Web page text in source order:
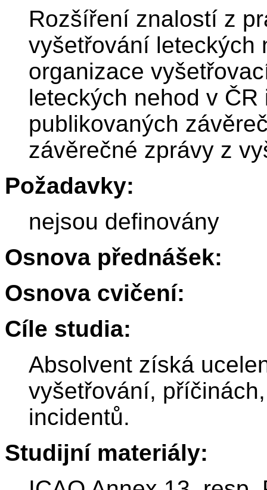
Rozšíření znalostí z
vyšetřování leteckých
organizace
leteckých nehod v
publikovaných
závěrečné zprávy z
Požadavky:
nejsou definovány
Osnova přednášek:
Osnova cvičení:
Cíle studia:
Absolvent získá
vyšetřování,
incidentů.
Studijní materiály: